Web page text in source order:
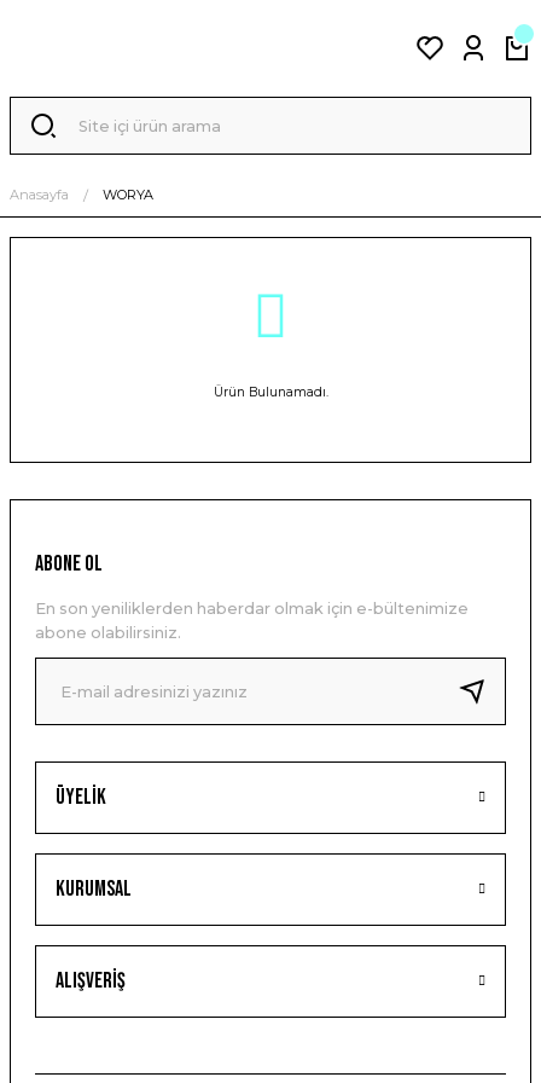
Anasayfa WORYA
Ürün Bulunamadı.
Üyelik
Kurumsal
Alışveriş
ABONE OL
En son yeniliklerden haberdar olmak için e-bültenimize
abone olabilirsiniz.